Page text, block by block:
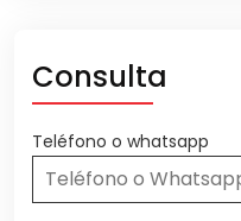
Consulta
Teléfono o whatsapp